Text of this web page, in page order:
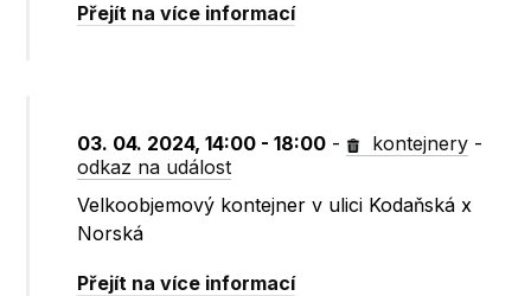
Přejít na více informací
03. 04. 2024, 14:00 - 18:00 - kontejnery -
odkaz na událost
Velkoobjemový kontejner v ulici Kodaňská x
Norská
Přejít na více informací